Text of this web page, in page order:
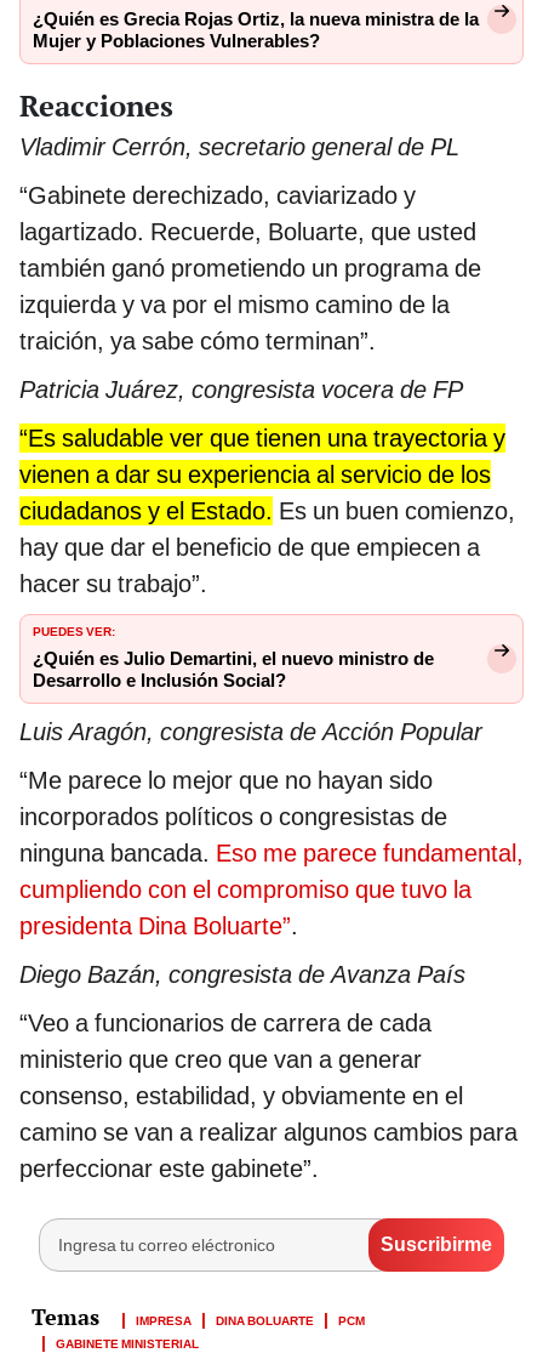
¿Quién es Grecia Rojas Ortiz, la nueva ministra de la
Mujer y Poblaciones Vulnerables?
Reacciones
Vladimir Cerrón, secretario general de PL
“Gabinete derechizado, caviarizado y
lagartizado. Recuerde, Boluarte, que usted
también ganó prometiendo un programa de
izquierda y va por el mismo camino de la
traición, ya sabe cómo terminan”.
Patricia Juárez, congresista vocera de FP
“Es saludable ver que tienen una trayectoria y
vienen a dar su experiencia al servicio de los
ciudadanos y el Estado. Es un buen comienzo,
hay que dar el beneficio de que empiecen a
hacer su trabajo”.
PUEDES VER:
¿Quién es Julio Demartini, el nuevo ministro de
Desarrollo e Inclusión Social?
Luis Aragón, congresista de Acción Popular
“Me parece lo mejor que no hayan sido
incorporados políticos o congresistas de
ninguna bancada. Eso me parece fundamental,
cumpliendo con el compromiso que tuvo la
presidenta Dina Boluarte”.
Diego Bazán, congresista de Avanza País
“Veo a funcionarios de carrera de cada
ministerio que creo que van a generar
consenso, estabilidad, y obviamente en el
camino se van a realizar algunos cambios para
perfeccionar este gabinete”.
IMPRESA DINA BOLUARTE
PCM
GABINETE MINISTERIAL